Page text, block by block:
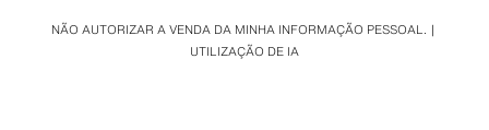
NÃO AUTORIZAR A VENDA DA MINHA INFORMAÇÃO PESSOAL.
UTILIZAÇÃO DE IA